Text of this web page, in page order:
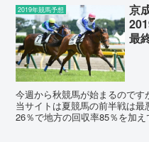
2019年競馬予想
京
最
か
中
今週から秋競馬が始まるのです
当サイトは夏競馬の前半戦は
26％で地方の回収率85％を加